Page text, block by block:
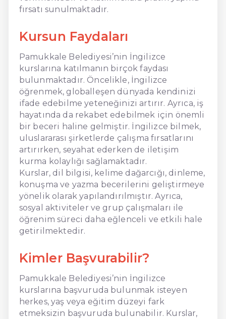
fırsatı sunulmaktadır.
Kursun Faydaları
Pamukkale Belediyesi’nin İngilizce
kurslarına katılmanın birçok faydası
bulunmaktadır. Öncelikle, İngilizce
öğrenmek, globalleşen dünyada kendinizi
ifade edebilme yeteneğinizi artırır. Ayrıca, iş
hayatında da rekabet edebilmek için önemli
bir beceri haline gelmiştir. İngilizce bilmek,
uluslararası şirketlerde çalışma fırsatlarını
artırırken, seyahat ederken de iletişim
kurma kolaylığı sağlamaktadır.
Kurslar, dil bilgisi, kelime dağarcığı, dinleme,
konuşma ve yazma becerilerini geliştirmeye
yönelik olarak yapılandırılmıştır. Ayrıca,
sosyal aktiviteler ve grup çalışmaları ile
öğrenim süreci daha eğlenceli ve etkili hale
getirilmektedir.
Kimler Başvurabilir?
Pamukkale Belediyesi’nin İngilizce
kurslarına başvuruda bulunmak isteyen
herkes, yaş veya eğitim düzeyi fark
etmeksizin başvuruda bulunabilir. Kurslar,